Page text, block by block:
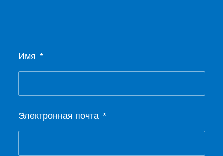
Имя
Электронная почта